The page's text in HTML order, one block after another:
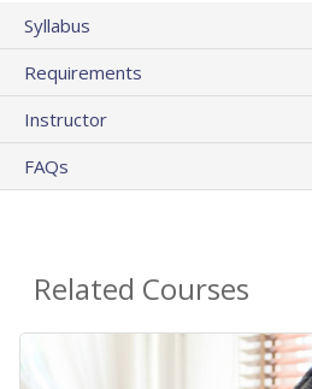
Syllabus
Requirements
Instructor
FAQs
Related Courses